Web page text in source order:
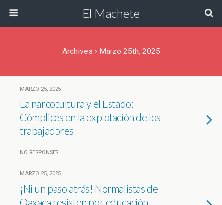
El Machete
Archives › Marzo 25th, 2025
MARZO 25, 2025
La narcocultura y el Estado:
Cómplices en la explotación de los
trabajadores
NO RESPONSES
MARZO 25, 2025
¡Ni un paso atrás! Normalistas de
Oaxaca resisten por educación